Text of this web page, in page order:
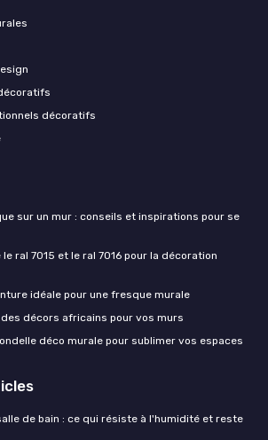
décoratifs
sur un mur : conseils et inspirations pour se
ral 7015 et le ral 7016 pour la décoration
idéale pour une fresque murale
décors africains pour vos murs
déco murale pour sublimer vos espaces
de bain : ce qui résiste à l'humidité et reste